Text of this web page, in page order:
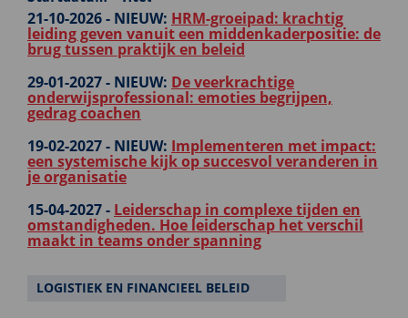
21-10-2026 - NIEUW: HRM-groeipad: krachtig
leiding geven vanuit een middenkaderpositie: de
brug tussen praktijk en beleid
29-01-2027 - NIEUW: De veerkrachtige
onderwijsprofessional: emoties begrijpen,
gedrag coachen
19-02-2027 - NIEUW: Implementeren met impact:
een systemische kijk op succesvol veranderen in
je organisatie
15-04-2027 - Leiderschap in complexe tijden en
omstandigheden. Hoe leiderschap het verschil
maakt in teams onder spanning
LOGISTIEK EN FINANCIEEL BELEID